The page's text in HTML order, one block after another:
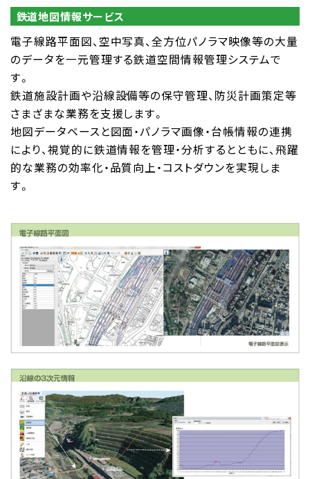
鉄道地図情報サービス
電子線路平面図、空中写真、全方位パノラマ映像等の大量
のデータを一元管理する鉄道空間情報管理システムで
す。
鉄道施設計画や沿線設備等の保守管理、防災計画策定等
さまざまな業務を支援します。
地図データベースと図面・パノラマ画像・台帳情報の連携
により、視覚的に鉄道情報を管理・分析するとともに、飛躍
的な業務の効率化・品質向上・コストダウンを実現しま
す。